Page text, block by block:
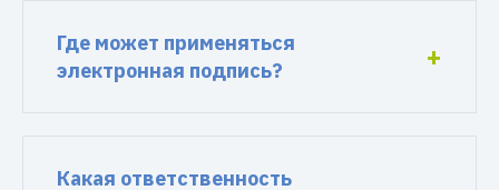
Где может применяться
электронная подпись?
Какая ответственность